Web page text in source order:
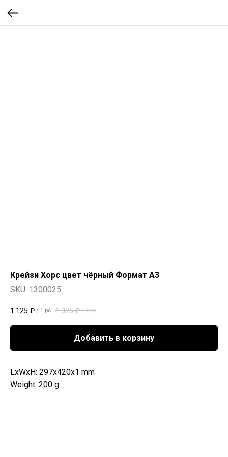
Крейзи Хорс цвет чёрный Формат А3
SKU: 1300025
1 125 ₽ / 1 pc 1 325 ₽ / 1 pc
Добавить в корзину
LxWxH: 297x420x1 mm
Weight: 200 g